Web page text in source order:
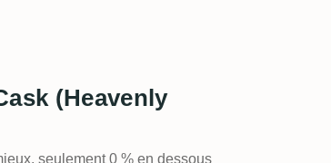
(Heavenly
seulement 0 % en dessous